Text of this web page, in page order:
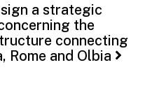
a strategic
the
connecting
Rome and Olbia